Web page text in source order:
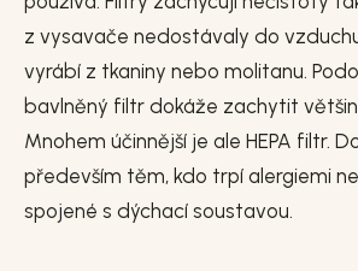
z vysavače nedostávaly do
vyrábí z tkaniny nebo molitanu.
bavlněný filtr dokáže zachytit
Mnohem účinnější je ale HEPA filtr.
především těm, kdo trpí alergiemi
spojené s dýchací soustavou.